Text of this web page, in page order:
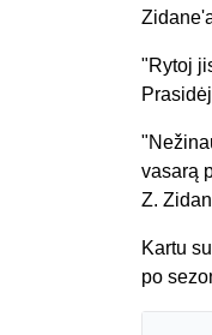
"Rytoj
vasarą
Z.
Kartu
po